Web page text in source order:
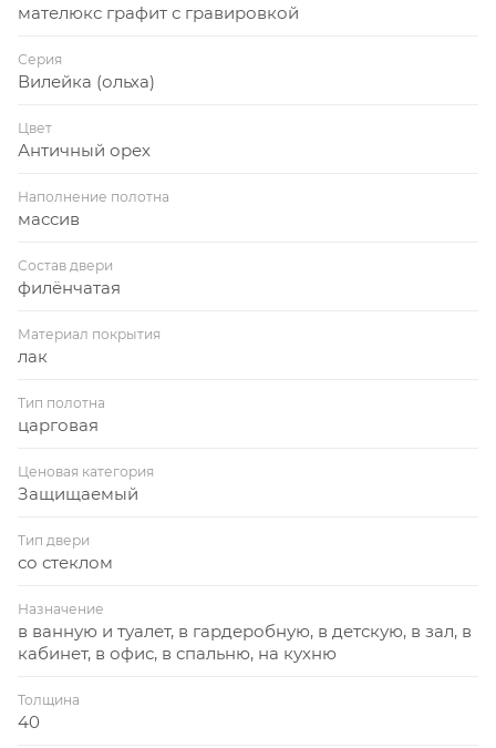
мателюкс графит с гравировкой
Серия
Вилейка (ольха)
Цвет
Античный орех
Наполнение полотна
массив
Состав двери
филёнчатая
Материал покрытия
лак
Тип полотна
царговая
Ценовая категория
Защищаемый
Тип двери
со стеклом
Назначение
в ванную и туалет, в гардеробную, в детскую, в зал, в
кабинет, в офис, в спальню, на кухню
Толщина
40